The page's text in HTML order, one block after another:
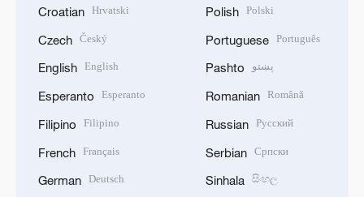
Croatian Hrvatski
Czech Český
English English
Esperanto Esperanto
Filipino Filipino
French Français
German Deutsch
Polish Polski
Portuguese Português
Pashto پښتو
Romanian Română
Russian Русский
Serbian Српски
Sinhala සිංහල